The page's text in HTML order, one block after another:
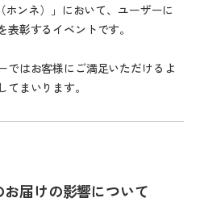
ホンネ）」において、ユーザーに
彰するイベントです。
ではお客様にご満足いただけるよ
まいります。
届けの影響について